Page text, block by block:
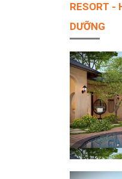
RESORT -
DƯỠNG